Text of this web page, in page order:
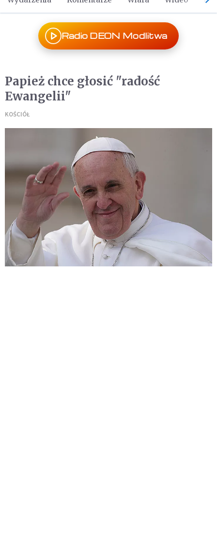
Radio DEON Modlitwa
Papież chce głosić "radość
Ewangelii"
KOŚCIÓŁ